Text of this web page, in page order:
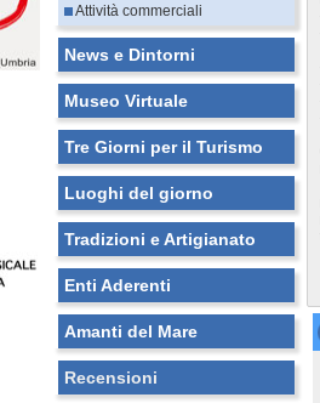
Attività commerciali
News e Dintorni
Museo Virtuale
Tre Giorni per il Turismo
Luoghi del giorno
Tradizioni e Artigianato
Enti Aderenti
Amanti del Mare
Recensioni